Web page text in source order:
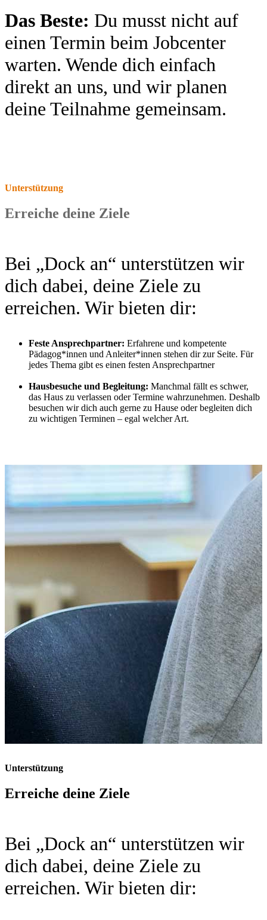
Das Beste: Du musst nicht auf
einen Termin beim Jobcenter
warten. Wende dich einfach
direkt an uns, und wir planen
deine Teilnahme gemeinsam.
Unterstützung
Erreiche deine Ziele
Bei „Dock an“ unterstützen wir
dich dabei, deine Ziele zu
erreichen. Wir bieten dir:
Feste Ansprechpartner: Erfahrene und kompetente
Pädagog*innen und Anleiter*innen stehen dir zur Seite. Für
jedes Thema gibt es einen festen Ansprechpartner
Hausbesuche und Begleitung: Manchmal fällt es schwer,
das Haus zu verlassen oder Termine wahrzunehmen. Deshalb
besuchen wir dich auch gerne zu Hause oder begleiten dich
zu wichtigen Terminen – egal welcher Art.
Unterstützung
Erreiche deine Ziele
Bei „Dock an“ unterstützen wir
dich dabei, deine Ziele zu
erreichen. Wir bieten dir: